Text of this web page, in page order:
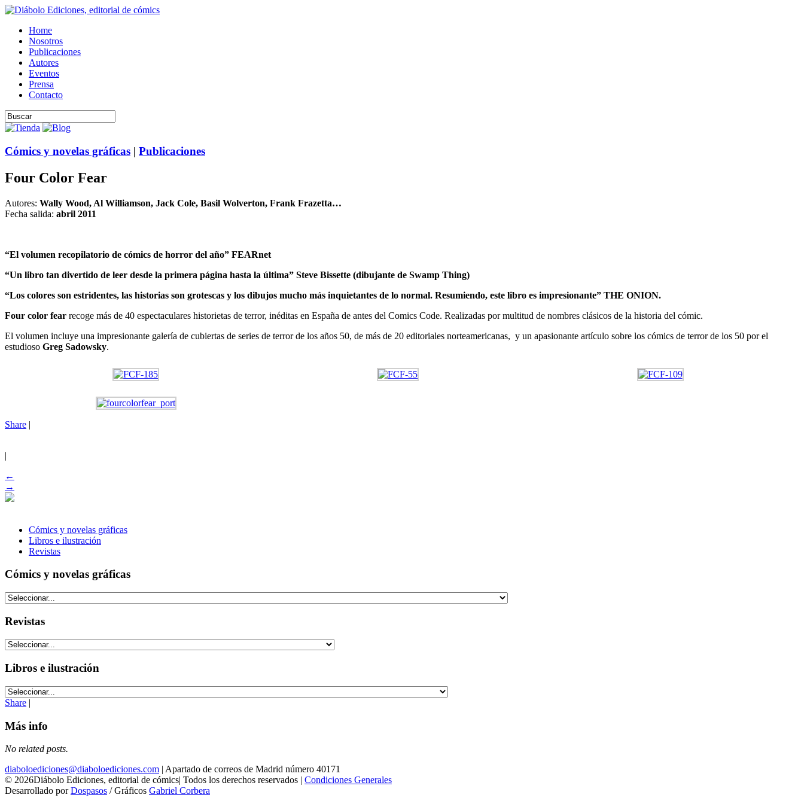
Home
Nosotros
Publicaciones
Autores
Eventos
Prensa
Contacto
Cómics y novelas gráficas | Publicaciones
Four Color Fear
Autores: Wally Wood, Al Williamson, Jack Cole, Basil Wolverton, Frank Frazetta…
Fecha salida: abril 2011
“El volumen recopilatorio de cómics de horror del año” FEARnet
“Un libro tan divertido de leer desde la primera página hasta la última” Steve Bissette (dibujante de Swamp Thing)
“Los colores son estridentes, las historias son grotescas y los dibujos mucho más inquietantes de lo normal. Resumiendo, este libro es impresionante” THE ONION.
Four color fear recoge más de 40 espectaculares historietas de terror, inéditas en España de antes del Comics Code. Realizadas por multitud de nombres clásicos de la historia del cómic.
El volumen incluye una impresionante galería de cubiertas de series de terror de los años 50, de más de 20 editoriales norteamericanas, y un apasionante artículo sobre los cómics de terror de los 50 por el
estudioso Greg Sadowsky.
Share |
|
←
→
Cómics y novelas gráficas
Libros e ilustración
Revistas
Cómics y novelas gráficas
Revistas
Libros e ilustración
Share |
Más info
No related posts.
diaboloediciones@diaboloediciones.com | Apartado de correos de Madrid número 40171
© 2026Diábolo Ediciones, editorial de cómics| Todos los derechos reservados | Condiciones Generales
Desarrollado porDospasos / Gráficos Gabriel Corbera